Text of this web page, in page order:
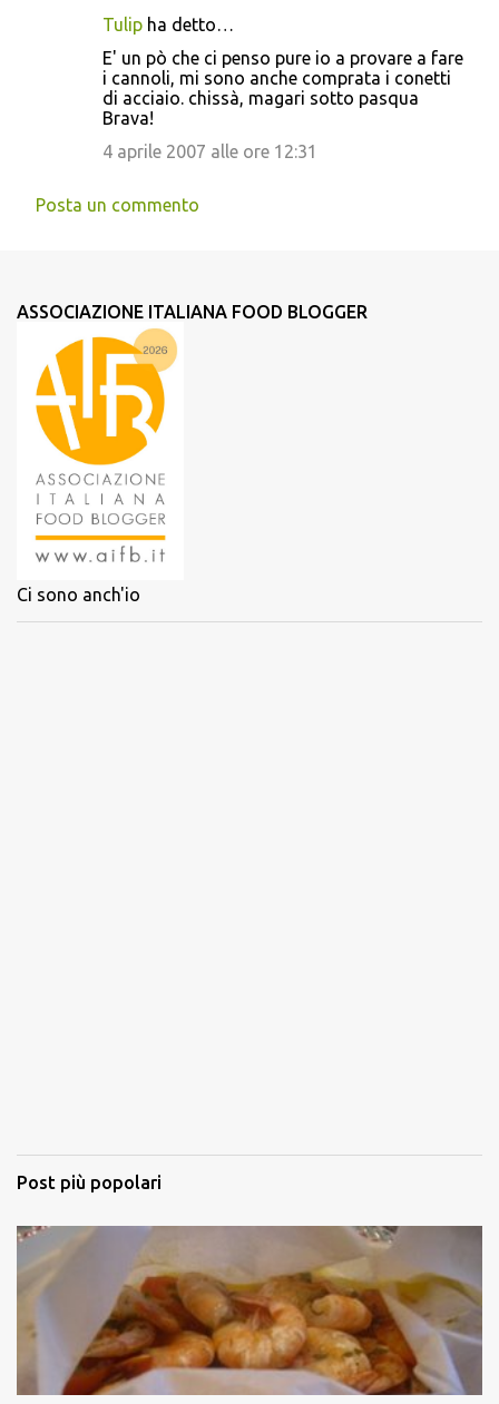
Tulip ha detto…
E' un pò che ci penso pure io a provare a fare
i cannoli, mi sono anche comprata i conetti
di acciaio. chissà, magari sotto pasqua
Brava!
4 aprile 2007 alle ore 12:31
Posta un commento
ASSOCIAZIONE ITALIANA FOOD BLOGGER
Ci sono anch'io
Post più popolari